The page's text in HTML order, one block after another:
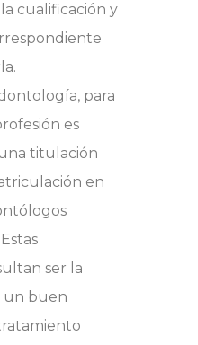
cualificación y
para
es
titulación
en
ser la
un buen